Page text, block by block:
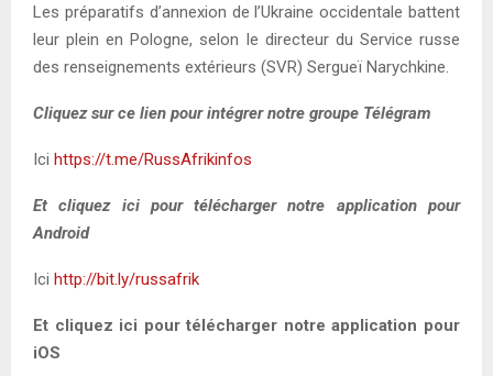
Les préparatifs d’annexion de l’Ukraine occidentale battent
leur plein en Pologne, selon le directeur du Service russe
des renseignements extérieurs (SVR) Sergueï Narychkine.
Cliquez sur ce lien pour intégrer notre groupe Télégram
Ici https://t.me/RussAfrikinfos
Et cliquez ici pour télécharger notre application pour
Android
Ici http://bit.ly/russafrik
Et cliquez ici pour télécharger notre application pour
iOS